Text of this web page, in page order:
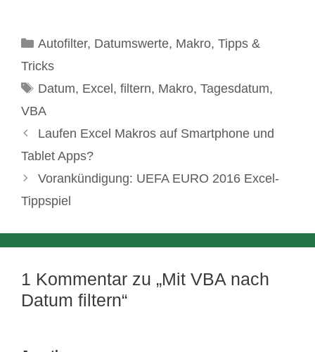
Kategorien
Autofilter, Datumswerte, Makro, Tipps &
Tricks
Schlagwörter
Datum, Excel, filtern, Makro, Tagesdatum,
VBA
Laufen Excel Makros auf Smartphone und
Tablet Apps?
Vorankündigung: UEFA EURO 2016 Excel-
Tippspiel
1 Kommentar zu „Mit VBA nach
Datum filtern“